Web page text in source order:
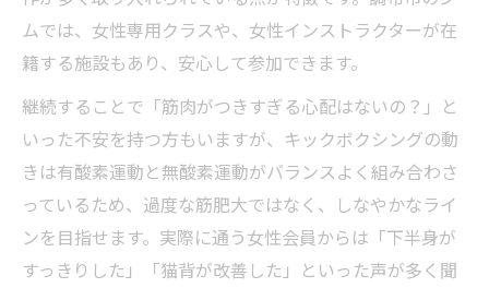
ムでは、女性専用クラスや、女性インストラクターが在
籍する施設もあり、安心して参加できます。
継続することで「筋肉がつきすぎる心配はないの？」と
いった不安を持つ方もいますが、キックボクシングの動
きは有酸素運動と無酸素運動がバランスよく組み合わさ
っているため、過度な筋肥大ではなく、しなやかなライ
ンを目指せます。実際に通う女性会員からは「下半身が
すっきりした」「猫背が改善した」といった声が多く聞